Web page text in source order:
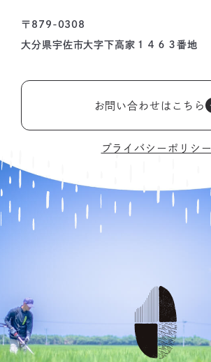
〒879-0308
大分県宇佐市大字下高家１４６３番地
お問い合わせはこちら
プライバシーポリシー